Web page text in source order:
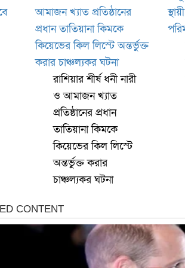
রাশিয়ার শীর্ষ ধনী নারী
ও আমাজন খ্যাত
প্রতিষ্ঠানের প্রধান
তাতিয়ানা কিমকে
কিয়েভের কিল লিস্টে
অন্তর্ভুক্ত করার
চাঞ্চল্যকর ঘটনা